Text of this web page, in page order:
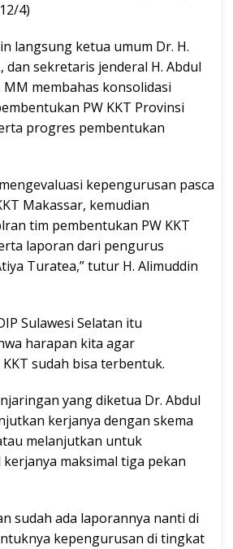
4)
langsung ketua umum Dr. H.
dan sekretaris jenderal H. Abdul
MM membahas konsolidasi
PW KKT Provinsi
progres pembentukan
kepengurusan pasca
Makassar, kemudian
tim pembentukan PW KKT
laporan dari pengurus
Turatea,” tutur H. Alimuddin
Sulawesi Selatan itu
harapan kita agar
sudah bisa terbentuk.
yang diketua Dr. Abdul
kerjanya dengan skema
melanjutkan untuk
maksimal tiga pekan
sudah ada laporannya nanti di
kepengurusan di tingkat